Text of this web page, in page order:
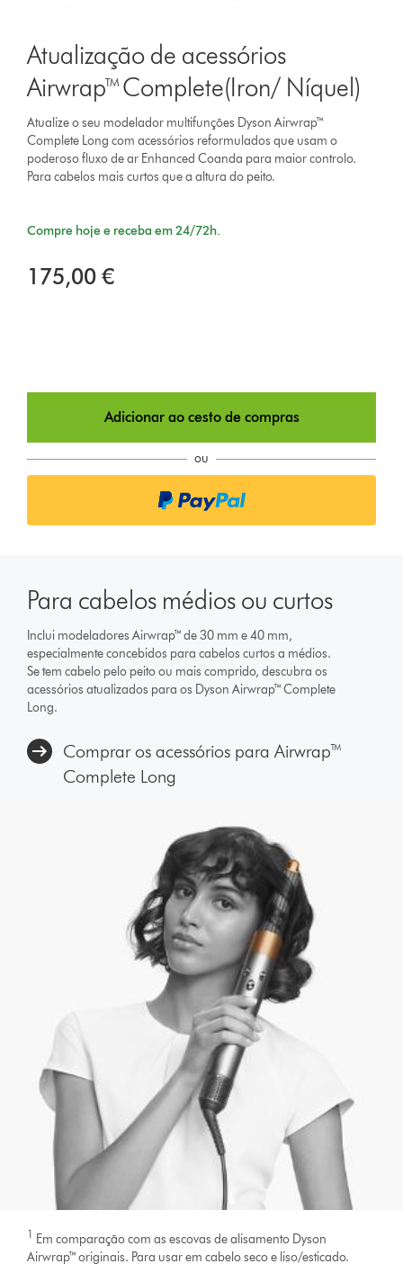
Atualização de acessórios
Airwrap™ Complete(Iron/ Níquel)
Atualize o seu modelador multifunções Dyson Airwrap™
Complete Long com acessórios reformulados que usam o
poderoso fluxo de ar Enhanced Coanda para maior controlo.
Para cabelos mais curtos que a altura do peito.
Compre hoje e receba em 24/72h.
175,00 €
Adicionar ao cesto de compras
ou
Para cabelos médios ou curtos
Inclui modeladores Airwrap™ de 30 mm e 40 mm,
especialmente concebidos para cabelos curtos a médios.
Se tem cabelo pelo peito ou mais comprido, descubra os
acessórios atualizados para os Dyson Airwrap™ Complete
Long.
Comprar os acessórios para Airwrap™
Complete Long
1 Em comparação com as escovas de alisamento Dyson
Airwrap™ originais. Para usar em cabelo seco e liso/esticado.